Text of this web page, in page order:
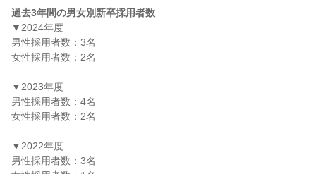
過去3年間の男女別新卒採用者数
▼2024年度
男性採用者数：3名
女性採用者数：2名
▼2023年度
男性採用者数：4名
女性採用者数：2名
▼2022年度
男性採用者数：3名